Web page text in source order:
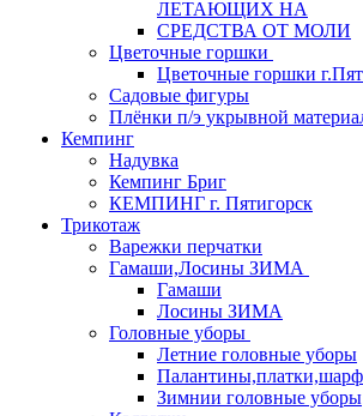
ЛЕТАЮЩИХ НА
СРЕДСТВА ОТ МОЛИ
Цветочные горшки
Цветочные горшки
Садовые фигуры
Плёнки п/э укрывной
Кемпинг
Надувка
Кемпинг Бриг
КЕМПИНГ г. Пятигорск
Трикотаж
Варежки перчатки
Гамаши,Лосины ЗИМА
Гамаши
Лосины ЗИМА
Головные уборы
Летние головные уборы
Зимнии головные уборы